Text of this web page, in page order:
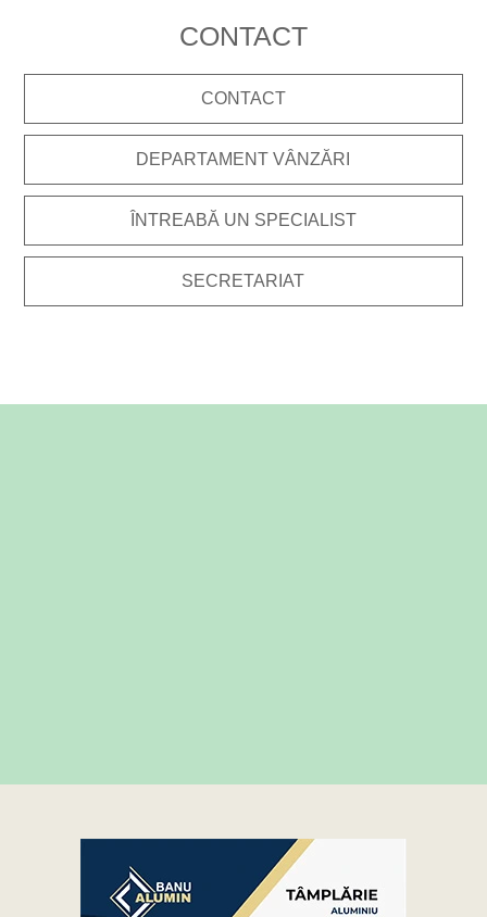
CONTACT
CONTACT
DEPARTAMENT VÂNZĂRI
ÎNTREABĂ UN SPECIALIST
SECRETARIAT